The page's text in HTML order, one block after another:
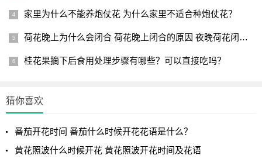
的叶子剪去。完成修剪后，需要继续浇水施肥，以便种球可
家里为什么不能养炮仗花 为什么家里不适合种炮仗花？
荷花晚上为什么会闭合 荷花晚上闭合的原因 夜晚荷花闭合的原
桂花果摘下后食用处理步骤有哪些？可以直接吃吗？
猜你喜欢
番茄开花时间 番茄什么时候开花花语是什么？
黄花照波什么时候开花 黄花照波开花时间及花语